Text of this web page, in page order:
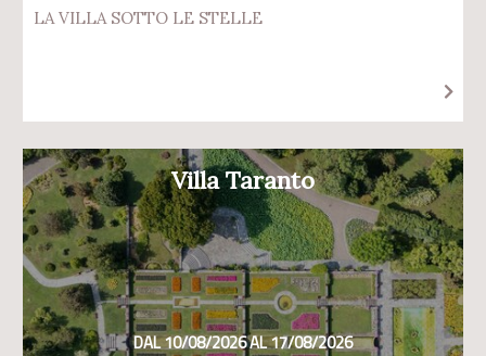
LA VILLA SOTTO LE STELLE
Villa Taranto
DAL 10/08/2026 AL 17/08/2026